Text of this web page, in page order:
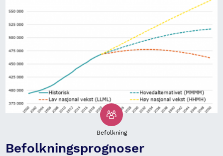
Befolkning
Befolkningsprognoser